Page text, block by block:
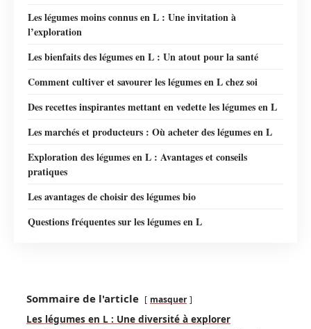
Les légumes moins connus en L : Une invitation à
l’exploration
Les bienfaits des légumes en L : Un atout pour la santé
Comment cultiver et savourer les légumes en L chez soi
Des recettes inspirantes mettant en vedette les légumes en L
Les marchés et producteurs : Où acheter des légumes en L
Exploration des légumes en L : Avantages et conseils
pratiques
Les avantages de choisir des légumes bio
Questions fréquentes sur les légumes en L
Sommaire de l'article masquer
Les légumes en L : Une diversité à explorer